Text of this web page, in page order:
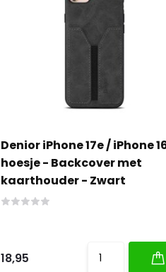
Denior iPhone 17e / iPhone
hoesje - Backcover met
kaarthouder - Zwart
18,95